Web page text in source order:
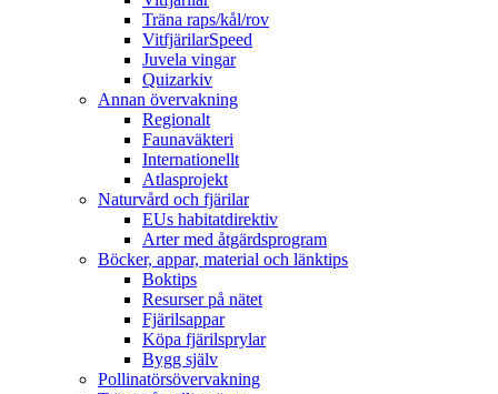
Träna raps/kål/rov
VitfjärilarSpeed
Juvela vingar
Quizarkiv
Annan övervakning
Regionalt
Faunaväkteri
Internationellt
Atlasprojekt
Naturvård och fjärilar
EUs habitatdirektiv
Arter med åtgärdsprogram
Böcker, appar, material och länktips
Boktips
Resurser på nätet
Fjärilsappar
Köpa fjärilsprylar
Bygg själv
Pollinatörsövervakning